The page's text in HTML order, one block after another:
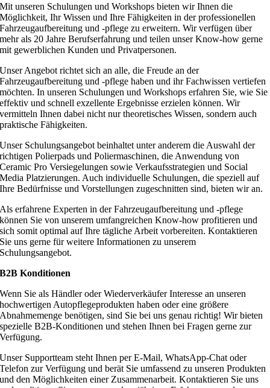
Mit unseren Schulungen und Workshops bieten wir Ihnen die
Möglichkeit, Ihr Wissen und Ihre Fähigkeiten in der professionellen
Fahrzeugaufbereitung und -pflege zu erweitern. Wir verfügen über
mehr als 20 Jahre Berufserfahrung und teilen unser Know-how gerne
mit gewerblichen Kunden und Privatpersonen.
Unser Angebot richtet sich an alle, die Freude an der
Fahrzeugaufbereitung und -pflege haben und ihr Fachwissen vertiefen
möchten. In unseren Schulungen und Workshops erfahren Sie, wie Sie
effektiv und schnell exzellente Ergebnisse erzielen können. Wir
vermitteln Ihnen dabei nicht nur theoretisches Wissen, sondern auch
praktische Fähigkeiten.
Unser Schulungsangebot beinhaltet unter anderem die Auswahl der
richtigen Polierpads und Poliermaschinen, die Anwendung von
Ceramic Pro Versiegelungen sowie Verkaufsstrategien und Social
Media Platzierungen. Auch individuelle Schulungen, die speziell auf
Ihre Bedürfnisse und Vorstellungen zugeschnitten sind, bieten wir an.
Als erfahrene Experten in der Fahrzeugaufbereitung und -pflege
können Sie von unserem umfangreichen Know-how profitieren und
sich somit optimal auf Ihre tägliche Arbeit vorbereiten. Kontaktieren
Sie uns gerne für weitere Informationen zu unserem
Schulungsangebot.
B2B Konditionen
Wenn Sie als Händler oder Wiederverkäufer Interesse an unseren
hochwertigen Autopflegeprodukten haben oder eine größere
Abnahmemenge benötigen, sind Sie bei uns genau richtig! Wir bieten
spezielle B2B-Konditionen und stehen Ihnen bei Fragen gerne zur
Verfügung.
Unser Supportteam steht Ihnen per E-Mail, WhatsApp-Chat oder
Telefon zur Verfügung und berät Sie umfassend zu unseren Produkten
und den Möglichkeiten einer Zusammenarbeit. Kontaktieren Sie uns